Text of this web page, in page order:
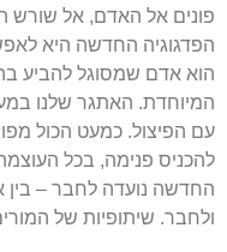
פונים אל האדם, אל שורש
הפדגוגיה החדשה היא
הוא אדם שמסוגל להביע
המיוחדת. האתגר שלנו
עם הפיצול. כמעט הכול
להכניס פנימה, בכל
החדשה נועדה לחבר – בין
ולחבר. שיתופיות של